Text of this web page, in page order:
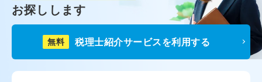
お探しします
無料 税理士紹介サービスを利用する